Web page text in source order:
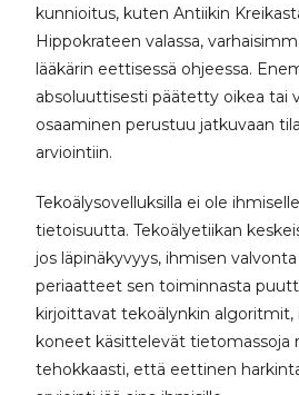
kunnioitus, kuten Antiikin
Hippokrateen valassa,
lääkärin eettisessä ohjeessa.
absoluuttisesti päätetty oikea tai
osaaminen perustuu jatkuvaan
arviointiin.
Tekoälysovelluksilla ei ole
tietoisuutta. Tekoälyetiikan
jos läpinäkyvyys, ihmisen
periaatteet sen toiminnasta
kirjoittavat tekoälynkin
koneet käsittelevät tietomassoja
tehokkaasti, että eettinen